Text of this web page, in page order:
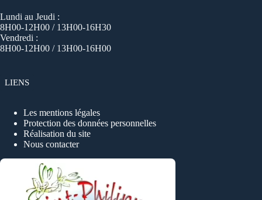
Lundi au Jeudi :
8H00-12H00 / 13H00-16H30
Vendredi :
8H00-12H00 / 13H00-16H00
LIENS
Les mentions légales
Protection des données personnelles
Réalisation du site
Nous contacter